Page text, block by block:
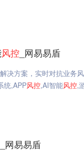
风控 _网易易盾
决方案，实时对抗业务
统,APP风控,AI智能风控,
_网易易盾